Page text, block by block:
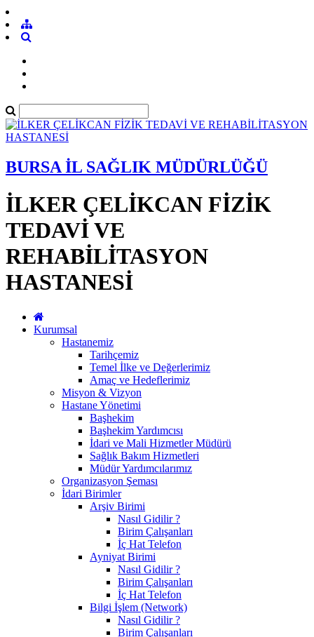
BURSA İL SAĞLIK MÜDÜRLÜĞÜ
İLKER ÇELİKCAN FİZİK
TEDAVİ VE
REHABİLİTASYON
HASTANESİ
Kurumsal
Hastanemiz
Tarihçemiz
Temel İlke ve Değerlerimiz
Amaç ve Hedeflerimiz
Misyon & Vizyon
Hastane Yönetimi
Başhekim
Başhekim Yardımcısı
İdari ve Mali Hizmetler Müdürü
Sağlık Bakım Hizmetleri
Müdür Yardımcılarımız
Organizasyon Şeması
İdari Birimler
Arşiv Birimi
Nasıl Gidilir ?
Birim Çalışanları
İç Hat Telefon
Ayniyat Birimi
Nasıl Gidilir ?
Birim Çalışanları
İç Hat Telefon
Bilgi İşlem (Network)
Nasıl Gidilir ?
Birim Çalışanları